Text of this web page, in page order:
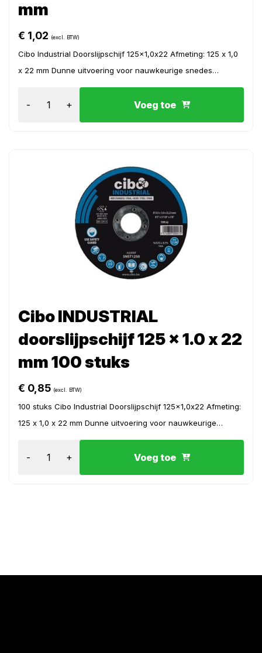
mm
€ 1,02 (excl. BTW)
Cibo Industrial Doorslijpschijf 125x1,0x22 Afmeting: 125 x 1,0
x 22 mm Dunne uitvoering voor nauwkeurige snedes
Geschikt voor sta...
- + Voeg toe
Cibo INDUSTRIAL
doorslijpschijf 125 x 1.0 x 22
mm 100 stuks
€ 0,85 (excl. BTW)
100 stuks Cibo Industrial Doorslijpschijf 125x1,0x22 Afmeting:
125 x 1,0 x 22 mm Dunne uitvoering voor nauwkeurige
- + Voeg toe